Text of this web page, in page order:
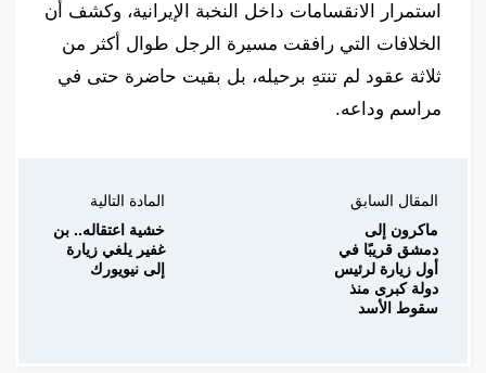
استمرار الانقسامات داخل النخبة الإيرانية، وكشف أن
الخلافات التي رافقت مسيرة الرجل طوال أكثر من
ثلاثة عقود لم تنتهِ برحيله، بل بقيت حاضرة حتى في
مراسم وداعه.
المقال السابق
ماكرون إلى
دمشق قريبًا في
أول زيارة لرئيس
دولة كبرى منذ
سقوط الأسد
المادة التالية
خشية اعتقاله.. بن
غفير يلغي زيارة
إلى نيويورك